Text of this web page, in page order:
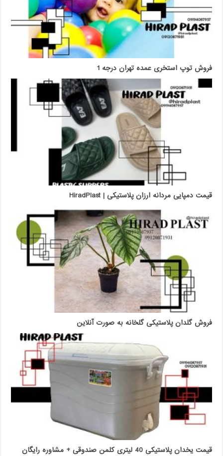
فروش توپ استخری عمده تهران درجه 1
قیمت دمپایی مردانه ارزان پلاستیکی | HiradPlast
فروش گلدان پلاستیکی گلخانه به صورت آنلاین
قیمت یخدان پلاستیکی 40 لیتری کلمن صندوقی + مشاوره رایگان